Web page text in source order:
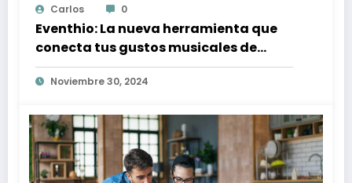
Carlos 0
Eventhio: La nueva herramienta que
conecta tus gustos musicales de
Spotify con conciertos en tu zona
Noviembre 30, 2024